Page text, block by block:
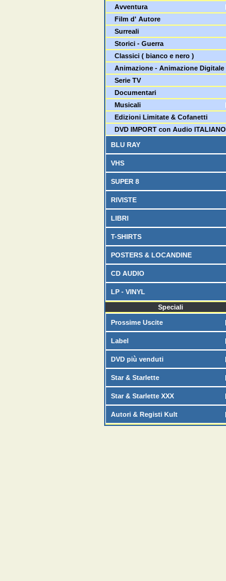
Avventura
Film d' Autore
Surreali
Storici - Guerra
Classici ( bianco e nero )
Animazione - Animazione Digitale
Serie TV
Documentari
Musicali
Edizioni Limitate & Cofanetti
DVD IMPORT con Audio ITALIANO
BLU RAY
VHS
SUPER 8
RIVISTE
LIBRI
T-SHIRTS
POSTERS & LOCANDINE
CD AUDIO
LP - VINYL
Speciali
Prossime Uscite
Label
DVD più venduti
Star & Starlette
Star & Starlette XXX
Autori & Registi Kult